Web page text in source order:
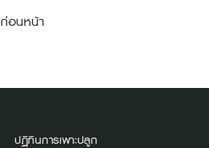
ก่อนหน้า
ปฏิทินการเพาะปลูก